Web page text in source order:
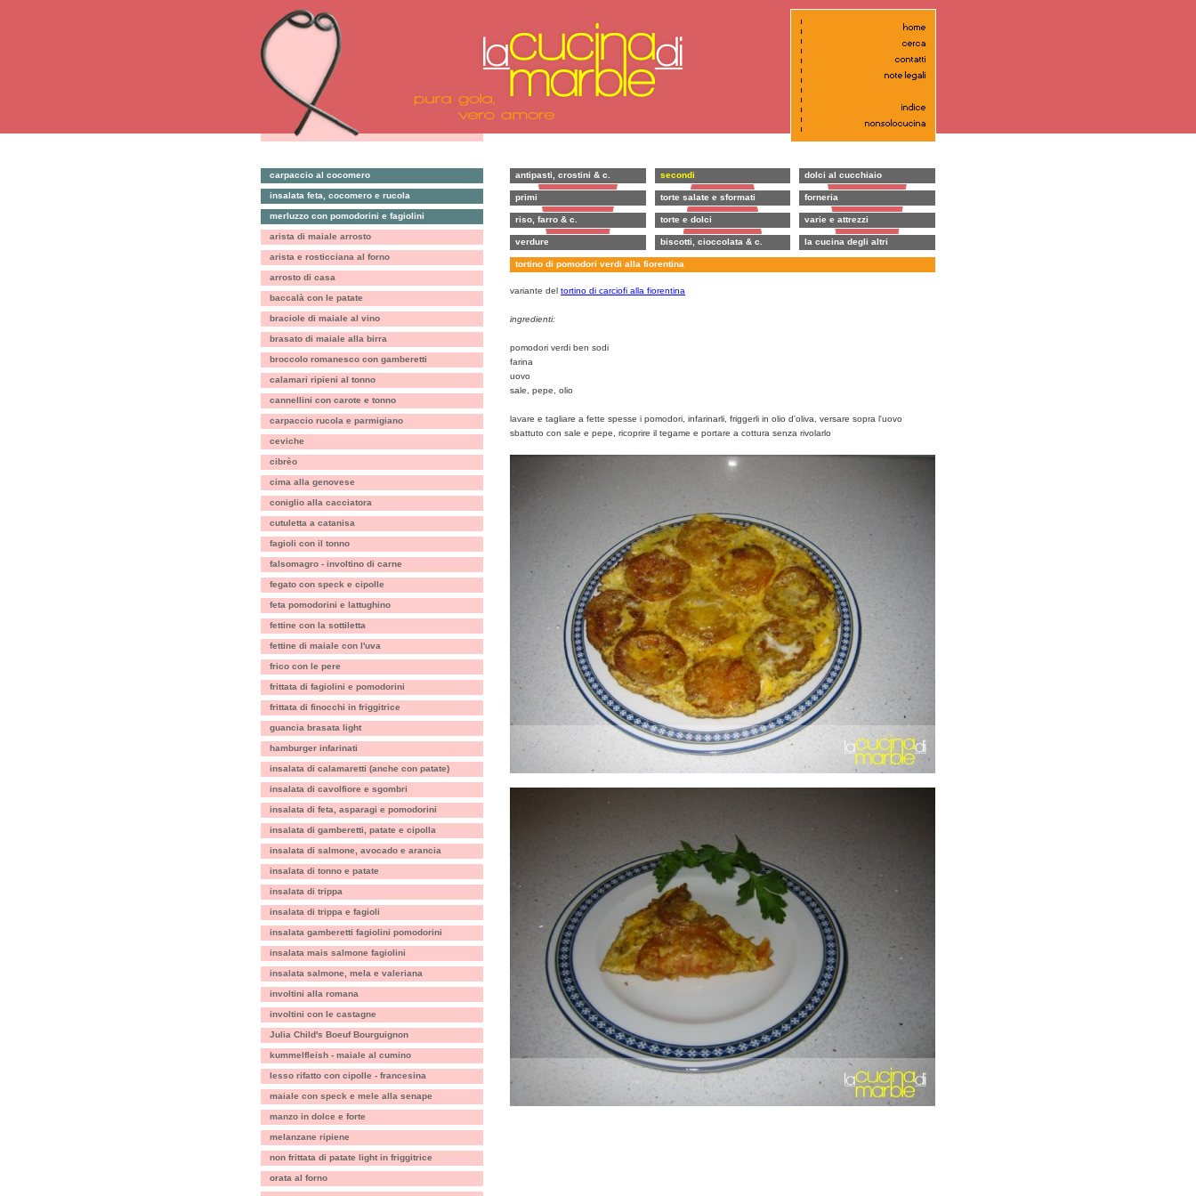
antipasti, crostini & c.
primi
riso, farro & c.
verdure
secondi
torte salate e sformati
torte e dolci
biscotti, cioccolata & c.
dolci al cucchiaio
forneria
varie e attrezzi
la cucina degli altri
carpaccio al cocomero
insalata feta, cocomero e rucola
merluzzo con pomodorini e fagiolini
arista di maiale arrosto
arista e rosticciana al forno
arrosto di casa
baccalà con le patate
braciole di maiale al vino
brasato di maiale alla birra
broccolo romanesco con gamberetti
calamari ripieni al tonno
cannellini con carote e tonno
carpaccio rucola e parmigiano
ceviche
cibrèo
cima alla genovese
coniglio alla cacciatora
cutuletta a catanisa
fagioli con il tonno
falsomagro - involtino di carne
fegato con speck e cipolle
feta pomodorini e lattughino
fettine con la sottiletta
fettine di maiale con l'uva
frico con le pere
frittata di fagiolini e pomodorini
frittata di finocchi in friggitrice
guancia brasata light
hamburger infarinati
insalata di calamaretti (anche con patate)
insalata di cavolfiore e sgombri
insalata di feta, asparagi e pomodorini
insalata di gamberetti, patate e cipolla
insalata di salmone, avocado e arancia
insalata di tonno e patate
insalata di trippa
insalata di trippa e fagioli
insalata gamberetti fagiolini pomodorini
insalata mais salmone fagiolini
insalata salmone, mela e valeriana
involtini alla romana
involtini con le castagne
Julia Child's Boeuf Bourguignon
kummelfleish - maiale al cumino
lesso rifatto con cipolle - francesina
maiale con speck e mele alla senape
manzo in dolce e forte
melanzane ripiene
non frittata di patate light in friggitrice
orata al forno
tortino di pomodori verdi alla fiorentina
variante del tortino di carciofi alla fiorentina
ingredienti:
pomodori verdi ben sodi
farina
uovo
sale, pepe, olio
lavare e tagliare a fette spesse i pomodori, infarinarli, friggerli in olio d'oliva, versare sopra l'uovo
sbattuto con sale e pepe, ricoprire il tegame e portare a cottura senza rivolarlo